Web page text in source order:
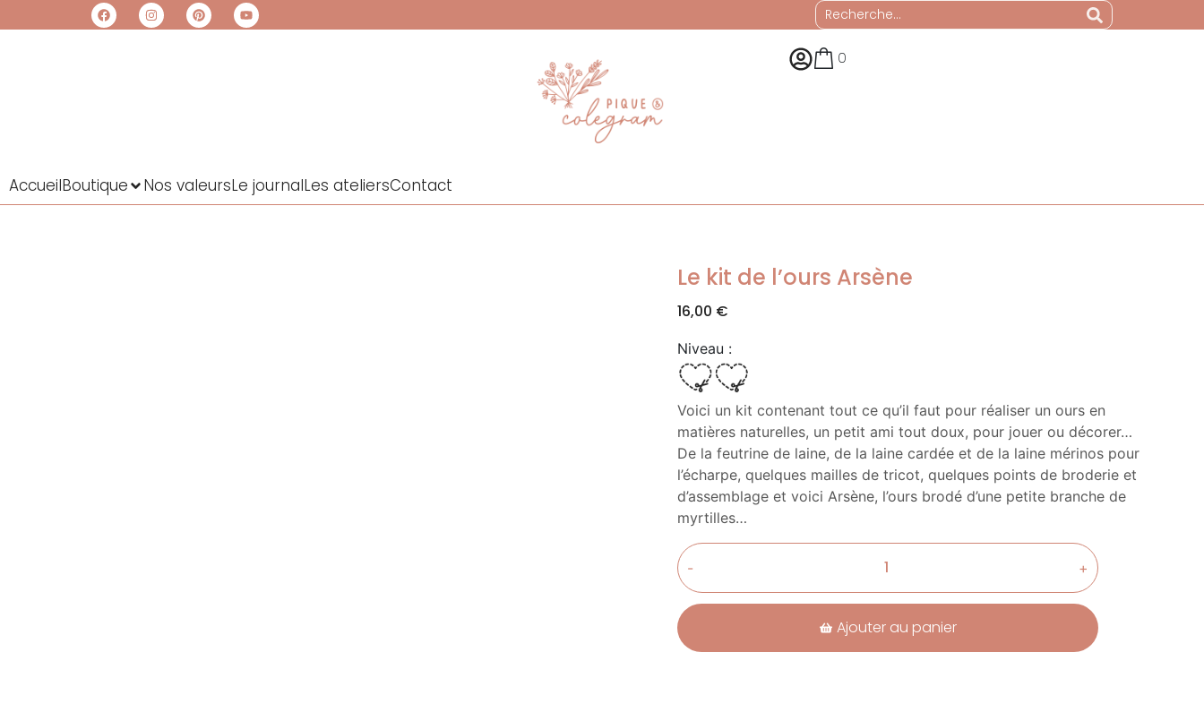
0
AccueilBoutique Nos valeursLe journalLes ateliersContact
Le kit de l’ours Arsène
16,00 €
Niveau :
Voici un kit contenant tout ce qu’il faut pour réaliser un ours en
matières naturelles, un petit ami tout doux, pour jouer ou décorer…
De la feutrine de laine, de la laine cardée et de la laine mérinos pour
l’écharpe, quelques mailles de tricot, quelques points de broderie et
d’assemblage et voici Arsène, l’ours brodé d’une petite branche de
myrtilles…
- +
Ajouter au panier